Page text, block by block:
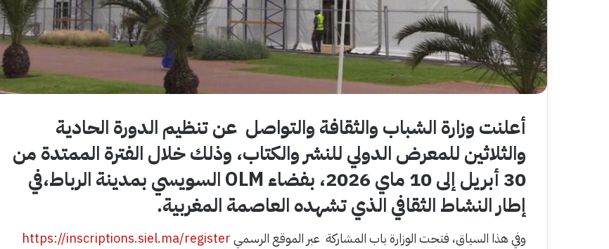
أعلنت وزارة الشباب والثقافة والتواصل عن تنظيم الدورة الحادية
والثلاثين للمعرض الدولي للنشر والكتاب، وذلك خلال الفترة الممتدة من
30 أبريل إلى 10 ماي 2026، بفضاء OLM السويسي بمدينة الرباط،في
إطار النشاط الثقافي الذي تشهده العاصمة المغربية.
وفي هذا السياق، فتحت الوزارة باب المشاركة عبر الموقع الرسميhttps://inscriptions.siel.ma/register